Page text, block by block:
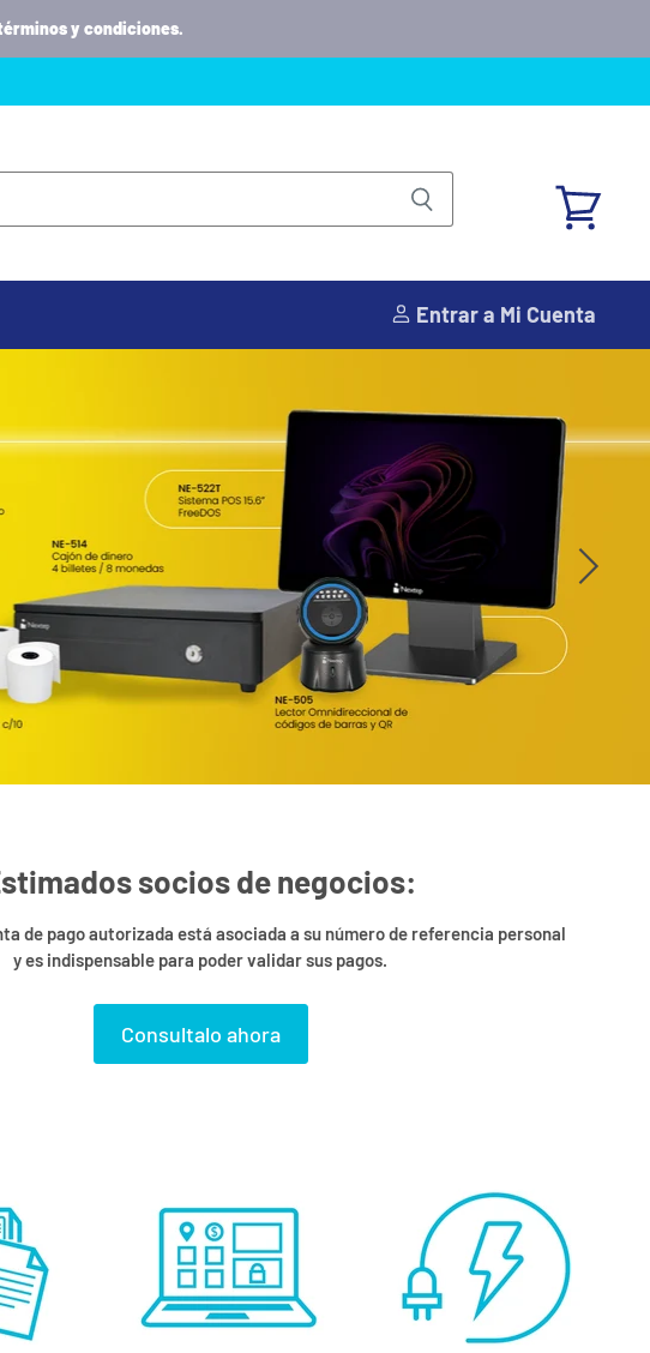
y condiciones.
Entrar a Mi Cuenta
socios de negocios:
de pago autorizada está asociada a su número de referencia personal
y es indispensable para poder validar sus pagos.
Consultalo ahora